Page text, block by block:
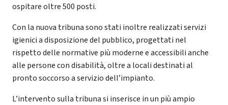
ospitare oltre 500 posti.
Con la nuova tribuna sono stati inoltre realizzati servizi
igienici a disposizione del pubblico, progettati nel
rispetto delle normative più moderne e accessibili anche
alle persone con disabilità, oltre a locali destinati al
pronto soccorso a servizio dell’impianto.
L’intervento sulla tribuna si inserisce in un più ampio